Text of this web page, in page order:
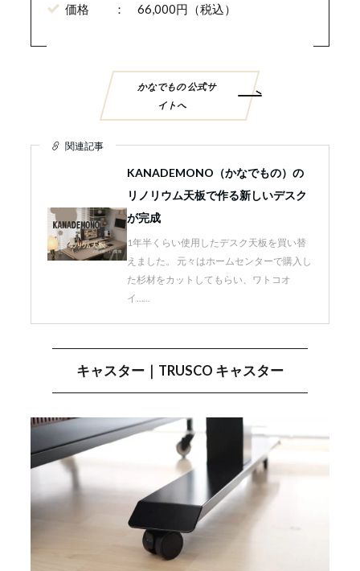
価格 ： 66,000円（税込）
かなでもの 公式サ
イトへ
関連記事
KANADEMONO（かなでもの）の
リノリウム天板で作る新しいデスク
が完成
1年半くらい使用したデスク天板を買い替
えました。 元々はホームセンターで購入し
た杉材をカットしてもらい、ワトコオ
イ……
キャスター｜TRUSCO キャスター